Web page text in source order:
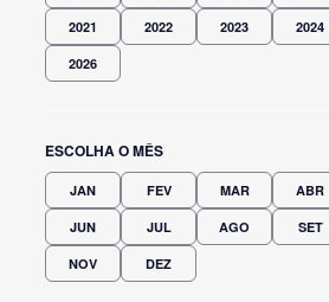
2021 2022 2023 2024
2026
ESCOLHA O MÊS
JAN FEV MAR ABR
JUN JUL AGO SET
NOV DEZ